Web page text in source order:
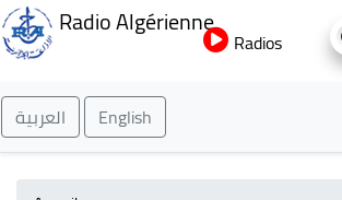
au
Radio Algérienne
Radios
العربية English